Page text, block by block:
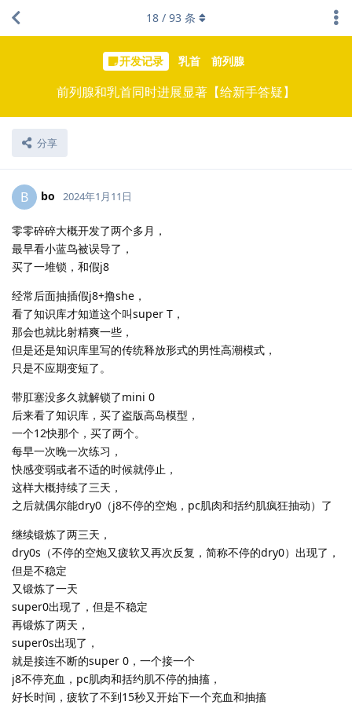
开发记录 乳首 前列腺
前列腺和乳首同时进展显著【给新手答疑】
分享
18 / 93 条
B bo 2024年1月11日
零零碎碎大概开发了两个多月，
最早看小蓝鸟被误导了，
买了一堆锁，和假j8
经常后面抽插假j8+撸she，
看了知识库才知道这个叫super T，
那会也就比射精爽一些，
但是还是知识库里写的传统释放形式的男性高潮模式，
只是不应期变短了。
带肛塞没多久就解锁了mini 0
后来看了知识库，买了盗版高岛模型，
一个12快那个，买了两个。
每早一次晚一次练习，
快感变弱或者不适的时候就停止，
这样大概持续了三天，
之后就偶尔能dry0（j8不停的空炮，pc肌肉和括约肌疯狂抽动）了
继续锻炼了两三天，
dry0s（不停的空炮又疲软又再次反复，简称不停的dry0）出现了，
但是不稳定
又锻炼了一天
super0出现了，但是不稳定
再锻炼了两天，
super0s出现了，
就是接连不断的super 0，一个接一个
j8不停充血，pc肌肉和括约肌不停的抽搐，
好长时间，疲软了不到15秒又开始下一个充血和抽搐